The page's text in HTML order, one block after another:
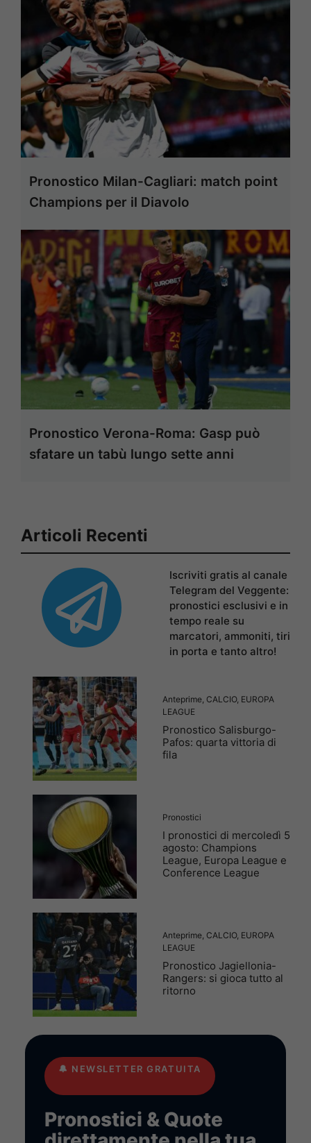
Pronostico Milan-Cagliari: match point
Champions per il Diavolo
Pronostico Verona-Roma: Gasp può
sfatare un tabù lungo sette anni
Articoli Recenti
Iscriviti gratis al canale
Telegram del Veggente:
pronostici esclusivi e in
tempo reale su
marcatori, ammoniti, tiri
in porta e tanto altro!
Anteprime CALCIO, EUROPA
LEAGUE
Pronostico Salisburgo-
Pafos: quarta vittoria di
fila
Pronostici
I pronostici di mercoledì 5
agosto: Champions
League, Europa League e
Conference League
Anteprime CALCIO, EUROPA
LEAGUE
Pronostico Jagiellonia-
Rangers: si gioca tutto al
ritorno
🔔 NEWSLETTER GRATUITA
Pronostici & Quote